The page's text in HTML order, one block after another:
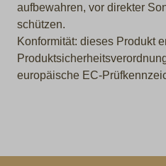
aufbewahren, vor direkter
schützen.
Konformität: dieses Produkt
europäische EC-